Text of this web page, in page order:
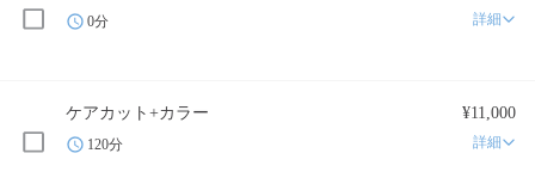
0分 詳細
ケアカット+カラー ¥11,000
120分 詳細